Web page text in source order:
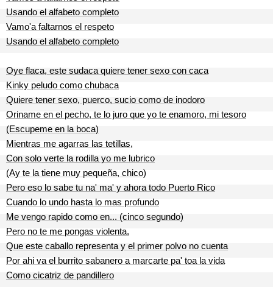
Usando el alfabeto completo
Vamo'a faltarnos el respeto
Usando el alfabeto completo
Oye flaca, este sudaca quiere tener sexo con caca
Kinky peludo como chubaca
Quiere tener sexo, puerco, sucio como de inodoro
Oriname en el pecho, te lo juro que yo te enamoro, mi tesoro
(Escupeme en la boca)
Mientras me agarras las tetillas,
Con solo verte la rodilla yo me lubrico
(Ay te la tiene muy pequeña, chico)
Pero eso lo sabe tu na' ma' y ahora todo Puerto Rico
Cuando lo undo hasta lo mas profundo
Me vengo rapido como en... (cinco segundo)
Pero no te me pongas violenta,
Que este caballo representa y el primer polvo no cuenta
Por ahi va el burrito sabanero a marcarte pa' toa la vida
Como cicatriz de pandillero